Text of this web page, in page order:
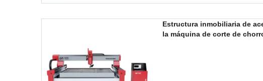
Estructura inmobiliaria de
la máquina de corte de